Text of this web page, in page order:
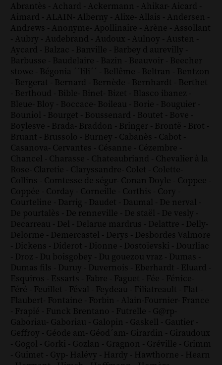
Abrantès - Achard - Ackermann - Ahikar- Aicard -
Aimard - ALAIN- Alberny - Alixe- Allais - Andersen -
Andrews - Anonyme- Apollinaire - Arène - Assollant
- Aubry - Audebrand - Audoux - Aulnoy - Austen -
Aycard - Balzac - Banville - Barbey d aurevilly -
Barbusse - Baudelaire - Bazin - Beauvoir - Beecher
stowe - Bégonia ´´lili´´ - Bellême - Beltran - Bentzon
- Bergerat - Bernard - Bernède - Bernhardt - Berthet
- Berthoud - Bible- Binet- Bizet - Blasco ibanez -
Bleue- Bloy - Boccace- Boileau - Borie - Bouguier -
Bouniol - Bourget - Boussenard - Boutet - Bove -
Boylesve - Brada- Braddon - Bringer - Brontë - Brot -
Bruant - Brussolo - Burney - Cabanès - Cabot -
Casanova- Cervantes - Césanne - Cézembre -
Chancel - Charasse - Chateaubriand - Chevalier à la
Rose- Claretie - Claryssandre- Colet - Colette-
Collins - Comtesse de ségur- Conan Doyle - Coppee -
Coppée - Corday - Corneille - Corthis - Cory -
Courteline - Darrig - Daudet - Daumal - De nerval -
De pourtalès - De renneville - De staël - De vesly -
Decarreau - Del - Delarue mardrus - Delattre - Delly-
Delorme - Demercastel - Derys - Desbordes Valmore
- Dickens - Diderot - Dionne - Dostoïevski - Dourliac
- Droz - Du boisgobey - Du gouezou vraz - Dumas -
Dumas fils - Duruy - Duvernois - Eberhardt - Eluard -
Esquiros - Essarts - Fabre - Faguet - Fée - Fénice-
Féré - Feuillet - Féval - Feydeau - Filiatreault - Flat -
Flaubert- Fontaine - Forbin - Alain-Fournier- France
- Frapié - Funck Brentano - Futrelle - G@rp-
Gaboriau- Gaboriau - Galopin - Gaskell - Gautier -
Geffroy - Géode am- Géod´am- Girardin - Giraudoux
- Gogol - Gorki - Gozlan - Gragnon - Gréville - Grimm
- Guimet - Gyp- Halévy - Hardy - Hawthorne - Hearn